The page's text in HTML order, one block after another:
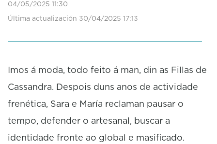
0
s
s
04/05/2025 11:30
Última actualización 30/04/2025 17:13
Imos á moda, todo feito á man, din as Fillas de
Cassandra. Despois duns anos de actividade
frenética, Sara e María reclaman pausar o
tempo, defender o artesanal, buscar a
identidade fronte ao global e masificado.